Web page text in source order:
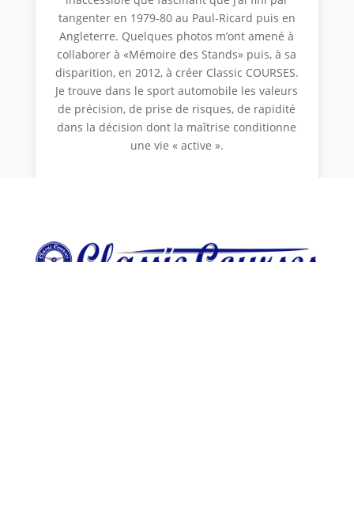
tangenter en 1979-80 au Paul-Ricard puis en
Angleterre. Quelques photos m’ont amené à
collaborer à «Mémoire des Stands» puis, à sa
disparition, en 2012, à créer Classic COURSES.
Je trouve dans le sport automobile les valeurs
de précision, de prise de risques, de rapidité
dans la décision dont la maîtrise conditionne
une vie « active ».